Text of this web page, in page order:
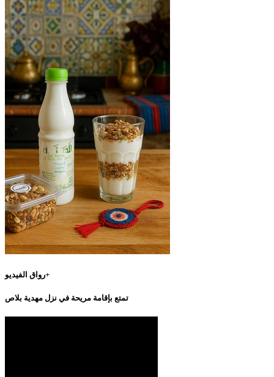
رواق الفيديو+
تمتع بإقامة مريحة في نزل مهدية بلاص